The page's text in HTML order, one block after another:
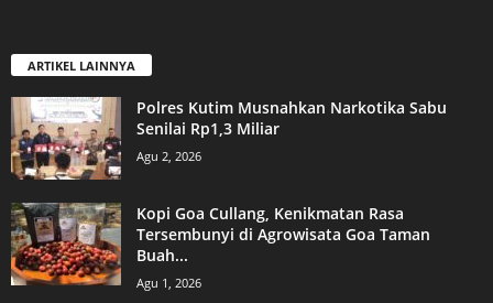
ARTIKEL LAINNYA
Polres Kutim Musnahkan Narkotika Sabu
Senilai Rp1,3 Miliar
Agu 2, 2026
Kopi Goa Cullang, Kenikmatan Rasa
Tersembunyi di Agrowisata Goa Taman
Buah...
Agu 1, 2026